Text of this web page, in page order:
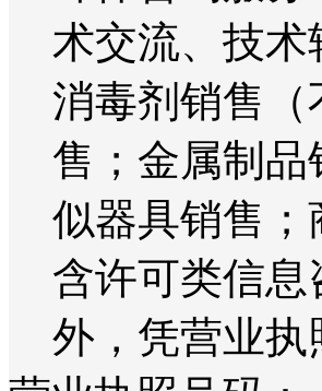
术交流、技
消毒剂销售
售；金属制
似器具销售
含许可类信
外，凭营业